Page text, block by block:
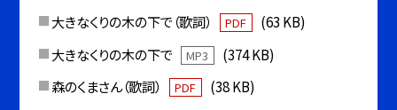
大きなくりの木の下で（歌詞）
PDF
(63 KB)
大きなくりの木の下で
MP3
(374 KB)
森のくまさん（歌詞）
PDF
(38 KB)